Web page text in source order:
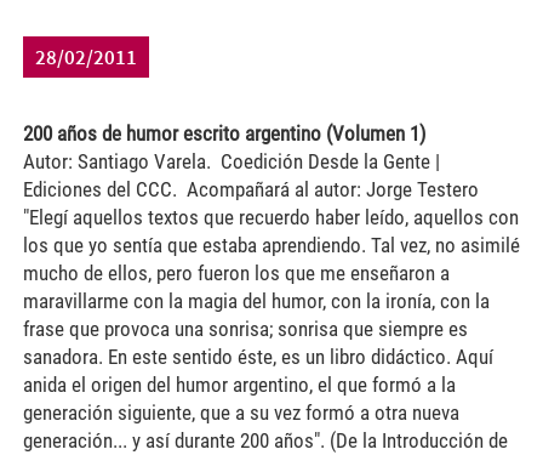
28/02/2011
200 años de humor escrito argentino (Volumen 1)
Autor: Santiago Varela. Coedición Desde la Gente |
Ediciones del CCC. Acompañará al autor: Jorge Testero
"Elegí aquellos textos que recuerdo haber leído, aquellos con
los que yo sentía que estaba aprendiendo. Tal vez, no asimilé
mucho de ellos, pero fueron los que me enseñaron a
maravillarme con la magia del humor, con la ironía, con la
frase que provoca una sonrisa; sonrisa que siempre es
sanadora. En este sentido éste, es un libro didáctico. Aquí
anida el origen del humor argentino, el que formó a la
generación siguiente, que a su vez formó a otra nueva
generación... y así durante 200 años". (De la Introducción de